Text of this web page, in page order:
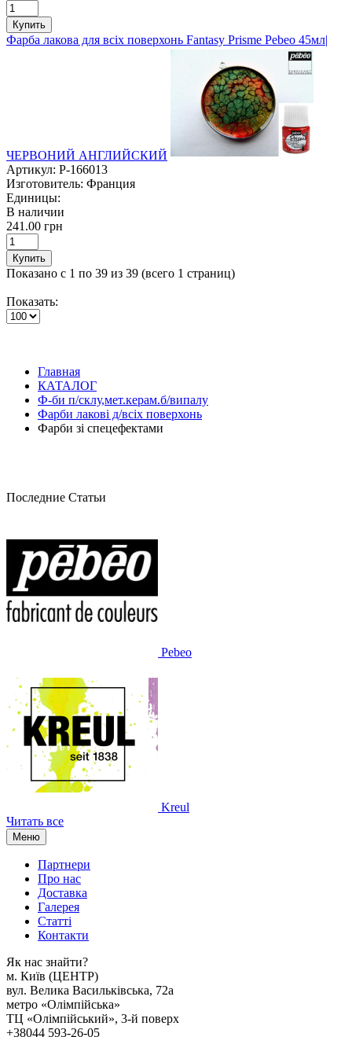
Купить
Фарба лакова для всіх поверхонь Fantasy Prisme Pebeo 45мл|
ЧЕРВОНИЙ АНГЛИЙСКИЙ
Артикул: P-166013
Изготовитель: Франция
Единицы:
В наличии
241.00 грн
Купить
Показано с 1 по 39 из 39 (всего 1 страниц)
Показать:
Главная
КАТАЛОГ
Ф-би п/склу,мет.керам.б/випалу
Фарби лакові д/всіх поверхонь
Фарби зі спецефектами
Последние Статьи
Pebeo
Kreul
Читать все
Меню
Партнери
Про нас
Доставка
Галерея
Статтi
Контакти
Як наc знайти?
м. Киïв (ЦЕНТР)
вул. Велика Васильківська, 72а
метро «Олімпійська»
ТЦ «Олімпійський», 3-й поверх
+38044 593-26-05